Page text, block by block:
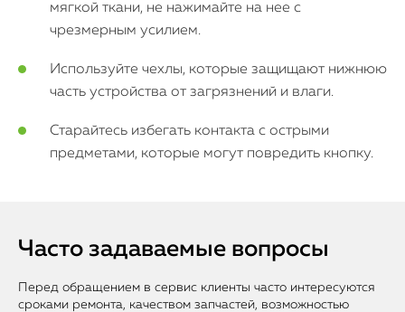
мягкой ткани, не нажимайте на нее с
чрезмерным усилием.
Используйте чехлы, которые защищают нижнюю
часть устройства от загрязнений и влаги.
Старайтесь избегать контакта с острыми
предметами, которые могут повредить кнопку.
Часто задаваемые вопросы
Перед обращением в сервис клиенты часто интересуются
сроками ремонта, качеством запчастей, возможностью